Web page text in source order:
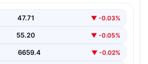
özgün ve yenilikçi projeleriyle
Gayrimenkul Geliştirme, sektörde
47.71 ▼ -0.03%
55.20 ▼ -0.05%
6659.4 ▼ -0.02%